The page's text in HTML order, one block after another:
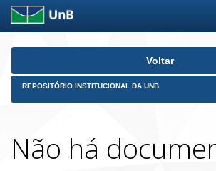
Skip
Voltar
REPOSITÓRIO INSTITUCIONAL DA UNB
Não há